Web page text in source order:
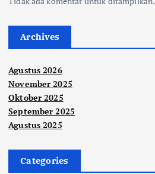
Archives
Agustus 2026
November 2025
Oktober 2025
September 2025
Agustus 2025
Categories